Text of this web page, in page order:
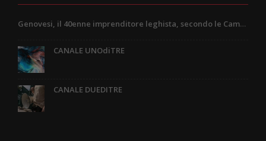
Genovesi, il 40enne imprenditore leghista, secondo le Camere di Commercio e una lettera a lui indirizzata
CANALE UNOdiTRE
CANALE DUEDITRE